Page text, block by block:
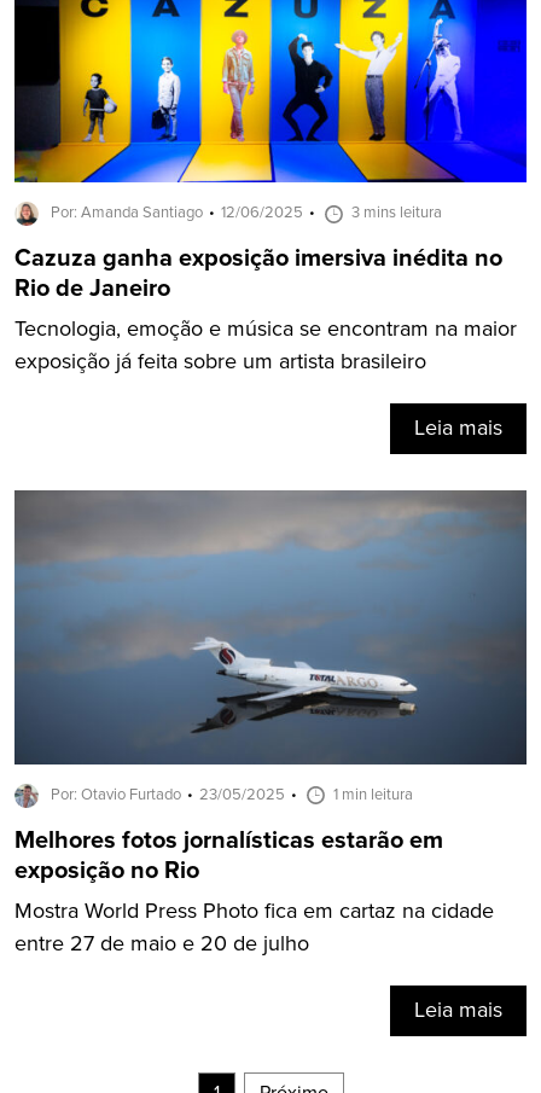
Por: Amanda Santiago 12/06/2025 3 mins leitura
Cazuza ganha exposição imersiva inédita no
Rio de Janeiro
Tecnologia, emoção e música se encontram na maior
exposição já feita sobre um artista brasileiro
Leia mais
Por: Otavio Furtado 23/05/2025 1 min leitura
Melhores fotos jornalísticas estarão em
exposição no Rio
Mostra World Press Photo fica em cartaz na cidade
entre 27 de maio e 20 de julho
Leia mais